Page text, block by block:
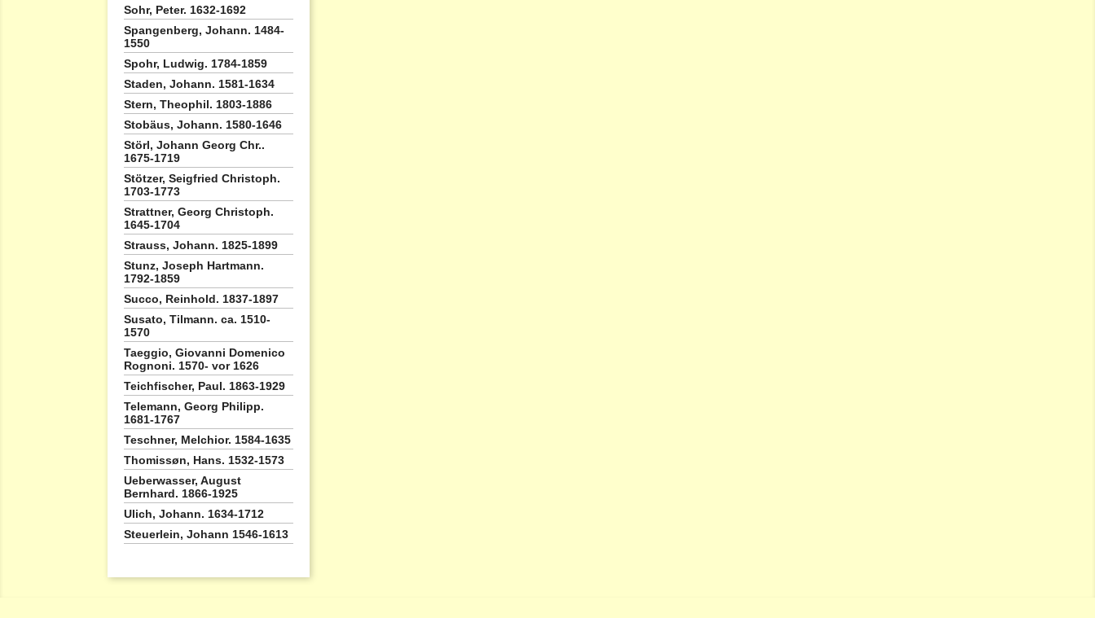
Sohr, Peter. 1632-1692
Spangenberg, Johann. 1484-
1550
Spohr, Ludwig. 1784-1859
Staden, Johann. 1581-1634
Stern, Theophil. 1803-1886
Stobäus, Johann. 1580-1646
Störl, Johann Georg Chr..
1675-1719
Stötzer, Seigfried Christoph.
1703-1773
Strattner, Georg Christoph.
1645-1704
Strauss, Johann. 1825-1899
Stunz, Joseph Hartmann.
1792-1859
Succo, Reinhold. 1837-1897
Susato, Tilmann. ca. 1510-
1570
Taeggio, Giovanni Domenico
Rognoni. 1570- vor 1626
Teichfischer, Paul. 1863-1929
Telemann, Georg Philipp.
1681-1767
Teschner, Melchior. 1584-1635
Thomissøn, Hans. 1532-1573
Ueberwasser, August
Bernhard. 1866-1925
Ulich, Johann. 1634-1712
Steuerlein, Johann 1546-1613